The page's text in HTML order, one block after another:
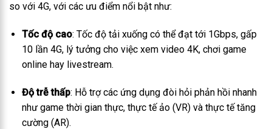
so với 4G, với các ưu điểm nổi bật như:
Tốc độ cao: Tốc độ tải xuống có thể đạt tới 1Gbps, gấp
10 lần 4G, lý tưởng cho việc xem video 4K, chơi game
online hay livestream.
Độ trễ thấp: Hỗ trợ các ứng dụng đòi hỏi phản hồi nhanh
như game thời gian thực, thực tế ảo (VR) và thực tế tăng
cường (AR).